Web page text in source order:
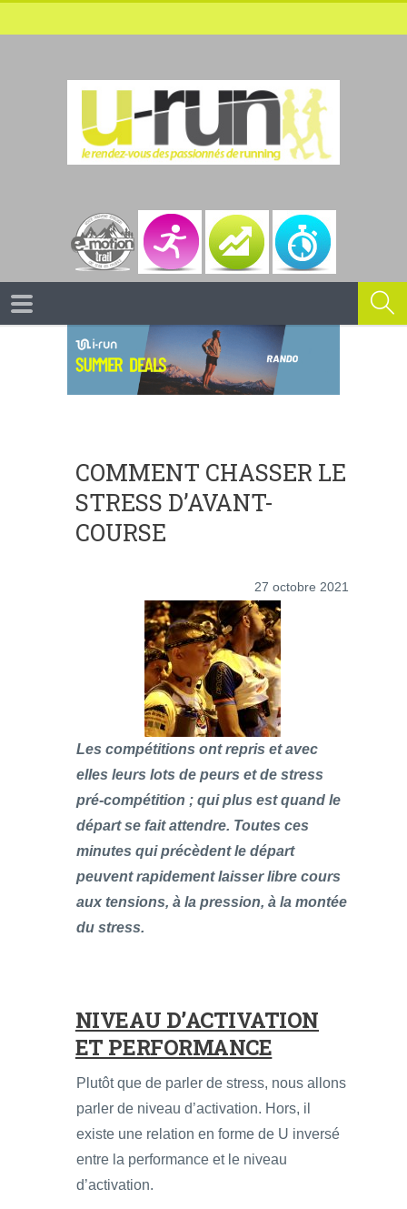
COMMENT CHASSER LE
STRESS D’AVANT-
COURSE
27 octobre 2021
Les compétitions ont repris et avec
elles leurs lots de peurs et de stress
pré-compétition ; qui plus est quand le
départ se fait attendre. Toutes ces
minutes qui précèdent le départ
peuvent rapidement laisser libre cours
aux tensions, à la pression, à la montée
du stress.
NIVEAU D’ACTIVATION
ET PERFORMANCE
Plutôt que de parler de stress, nous allons
parler de niveau d’activation. Hors, il
existe une relation en forme de U inversé
entre la performance et le niveau
d’activation.